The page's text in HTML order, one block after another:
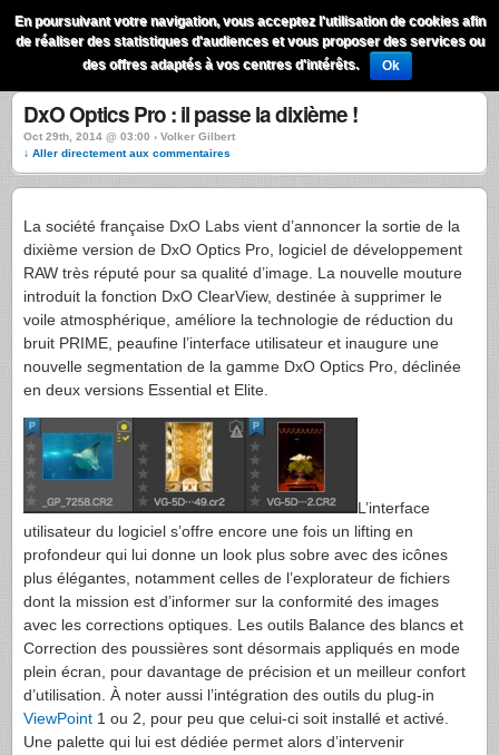
QuestionsPhoto Menu
DxO Optics Pro : il passe la dixième !
Oct 29th, 2014 @ 03:00 › Volker Gilbert
↓ Aller directement aux commentaires
La société française DxO Labs vient d’annoncer la sortie de la
dixième version de DxO Optics Pro, logiciel de développement
RAW très réputé pour sa qualité d’image. La nouvelle mouture
introduit la fonction DxO ClearView, destinée à supprimer le
voile atmosphérique, améliore la technologie de réduction du
bruit PRIME, peaufine l’interface utilisateur et inaugure une
nouvelle segmentation de la gamme DxO Optics Pro, déclinée
en deux versions Essential et Elite.
L’interface
utilisateur du logiciel s’offre encore une fois un lifting en
profondeur qui lui donne un look plus sobre avec des icônes
plus élégantes, notamment celles de l’explorateur de fichiers
dont la mission est d’informer sur la conformité des images
avec les corrections optiques. Les outils Balance des blancs et
Correction des poussières sont désormais appliqués en mode
plein écran, pour davantage de précision et un meilleur confort
d’utilisation. À noter aussi l’intégration des outils du plug-in
ViewPoint 1 ou 2, pour peu que celui-ci soit installé et activé.
Une palette qui lui est dédiée permet alors d’intervenir
En poursuivant votre navigation, vous acceptez l'utilisation de cookies afin
de réaliser des statistiques d'audiences et vous proposer des services ou
des offres adaptés à vos centres d'intérêts.
Ok